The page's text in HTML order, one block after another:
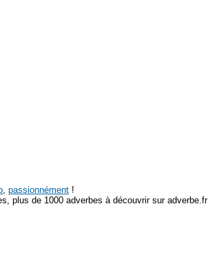
, passionnément !
plus de 1000 adverbes à découvrir sur adverbe.fr